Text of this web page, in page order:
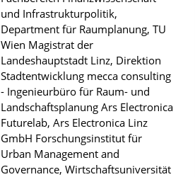
und Infrastrukturpolitik,
Department für Raumplanung, TU
Wien Magistrat der
Landeshauptstadt Linz, Direktion
Stadtentwicklung mecca consulting
- Ingenieurbüro für Raum- und
Landschaftsplanung Ars Electronica
Futurelab, Ars Electronica Linz
GmbH Forschungsinstitut für
Urban Management and
Governance, Wirtschaftsuniversität